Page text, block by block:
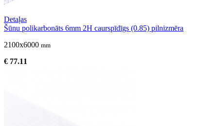
Detaļas
Šūnu polikarbonāts 6mm 2H caurspīdīgs (0.85) pilnizmēra
2100x6000 mm
€ 77.11